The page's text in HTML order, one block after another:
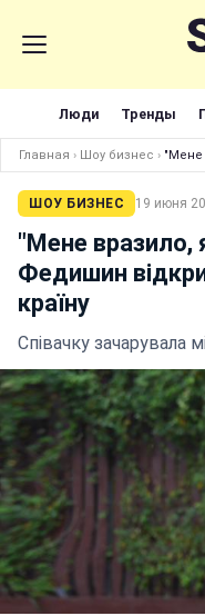
Люди Тренды
Главная › Шоу бизнес › "Мене
ШОУ БИЗНЕС 19 июня
"Мене вразило,
Федишин
країну
Співачку зачарувала